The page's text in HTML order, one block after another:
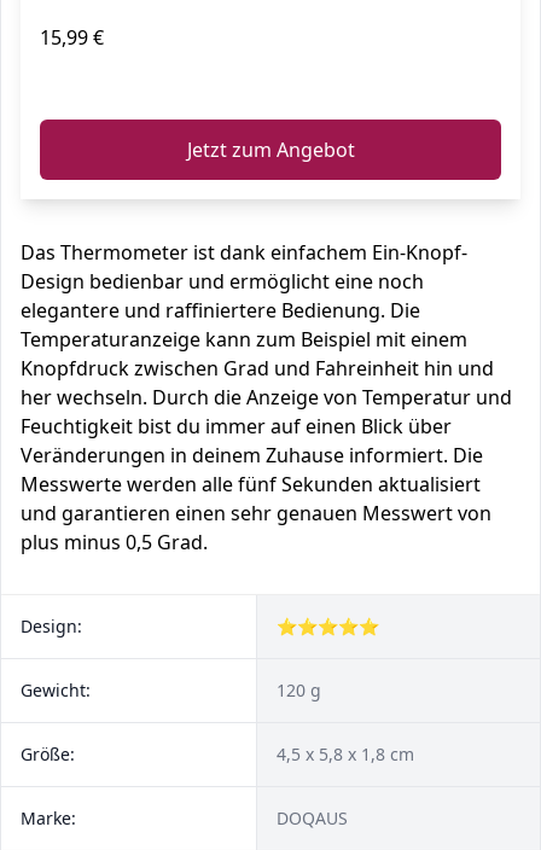
15,99 €
Jetzt zum Angebot
Das Thermometer ist dank einfachem Ein-Knopf-
Design bedienbar und ermöglicht eine noch
elegantere und raffiniertere Bedienung. Die
Temperaturanzeige kann zum Beispiel mit einem
Knopfdruck zwischen Grad und Fahreinheit hin und
her wechseln. Durch die Anzeige von Temperatur und
Feuchtigkeit bist du immer auf einen Blick über
Veränderungen in deinem Zuhause informiert. Die
Messwerte werden alle fünf Sekunden aktualisiert
und garantieren einen sehr genauen Messwert von
plus minus 0,5 Grad.
Design: ⭐⭐⭐⭐⭐
Gewicht: 120 g
Größe: 4,5 x 5,8 x 1,8 cm
Marke: DOQAUS